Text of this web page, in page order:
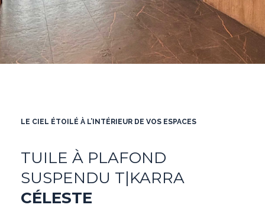
LE CIEL ÉTOILÉ À L’INTÉRIEUR DE VOS ESPACES
TUILE À PLAFOND
SUSPENDU T|KARRA
CÉLESTE